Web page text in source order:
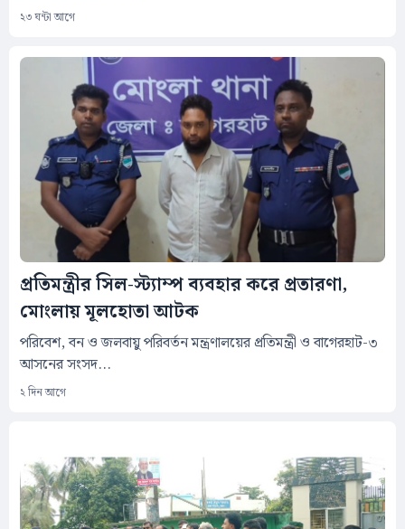
২৩ ঘন্টা আগে
প্রতিমন্ত্রীর সিল-স্ট্যাম্প ব্যবহার করে প্রতারণা,
মোংলায় মূলহোতা আটক
‎পরিবেশ, বন ও জলবায়ু পরিবর্তন মন্ত্রণালয়ের প্রতিমন্ত্রী ও বাগেরহাট-৩
আসনের সংসদ...
২ দিন আগে